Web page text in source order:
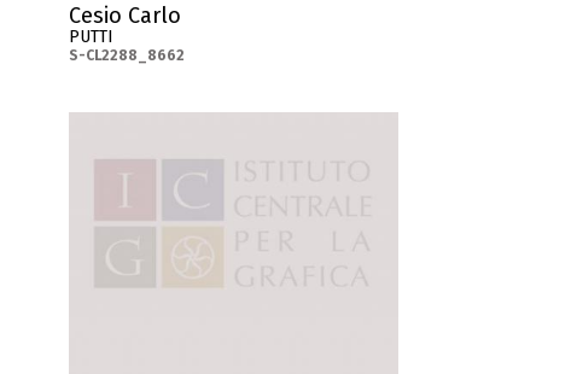
Cesio Carlo
PUTTI
S-CL2288_8662